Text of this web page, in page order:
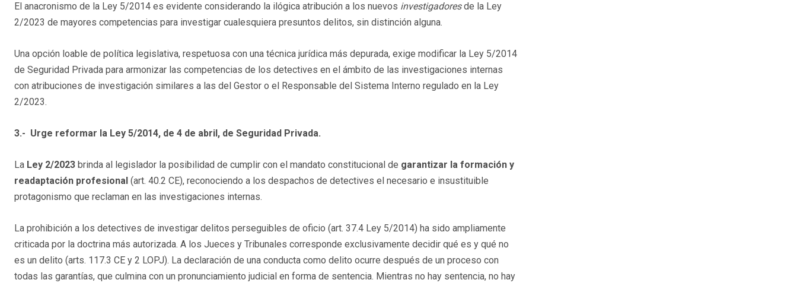
El anacronismo de la Ley 5/2014 es evidente considerando la ilógica atribución a los nuevos investigadoresde la Ley
2/2023 de mayores competencias para investigar cualesquiera presuntos delitos, sin distinción alguna.
Una opción loable de política legislativa, respetuosa con una técnica jurídica más depurada, exige modificar la Ley 5/2014
de Seguridad Privada para armonizar las competencias de los detectives en el ámbito de las investigaciones internas
con atribuciones de investigación similares a las del Gestor o el Responsable del Sistema Interno regulado en la Ley
2/2023.
3.- Urge reformar la Ley 5/2014, de 4 de abril, de Seguridad Privada.
La Ley 2/2023 brinda al legislador la posibilidad de cumplir con el mandato constitucional de garantizar la formación y
readaptación profesional (art. 40.2 CE), reconociendo a los despachos de detectives el necesario e insustituible
protagonismo que reclaman en las investigaciones internas.
La prohibición a los detectives de investigar delitos perseguibles de oficio (art. 37.4 Ley 5/2014) ha sido ampliamente
criticada por la doctrina más autorizada. A los Jueces y Tribunales corresponde exclusivamente decidir qué es y qué no
es un delito (arts. 117.3 CE y 2 LOPJ). La declaración de una conducta como delito ocurre después de un proceso con
todas las garantías, que culmina con un pronunciamiento judicial en forma de sentencia. Mientras no hay sentencia, no hay